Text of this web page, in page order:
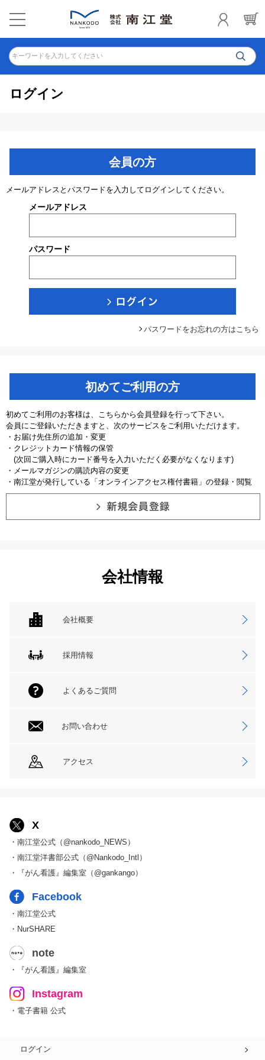
キーワードを入力してください
ログイン
会員の方
メールアドレスとパスワードを入力してログインしてください。
メールアドレス
パスワード
パスワードをお忘れの方はこちら
初めてご利用の方
初めてご利用のお客様は、こちらから会員登録を行って下さい。
会員にご登録いただきますと、次のサービスをご利用いただけます。
・お届け先住所の追加・変更
・クレジットカード情報の保管
(次回ご購入時にカード番号を入力いただく必要がなくなります)
・メールマガジンの購読内容の変更
・南江堂が発行している「オンラインアクセス権付書籍」の登録・閲覧
会社情報
会社概要
採用情報
よくあるご質問
お問い合わせ
アクセス
X
・南江堂公式（@nankodo_NEWS）
・南江堂洋書部公式（@Nankodo_Intl）
・『がん看護』編集室（@gankango）
Facebook
・南江堂公式
・NurSHARE
note
・『がん看護』編集室
Instagram
・電子書籍 公式
ログイン